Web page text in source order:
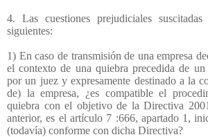
4. Las cuestiones prejudiciales
siguientes:
1) En caso de transmisión de una empresa
el contexto de una quiebra precedida de un
por un juez y expresamente destinado a la
de) la empresa, ¿es compatible el
quiebra con el objetivo de la Directiva
anterior, es el artículo 7 :666, apartado 1,
(todavía) conforme con dicha Directiva?